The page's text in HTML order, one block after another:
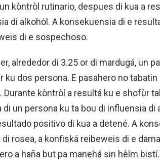
kòntròl rutinario, despues di kua a
di alkohòl. A konsekuensia di e
di e sospechoso.
alrededor di 3.25 or di mardugá, un
ku dos persona. E pasahero no
Durante kòntròl a resultá ku e shofùr
un persona ku ta bou di influensia di
positivo di kua a detené. A
rosea, a konfiská reibeweis di e dama
a haña but pa manehá sin hèlm bistí.